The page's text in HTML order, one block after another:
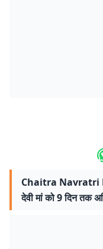
Chaitra Navratri
देवी मां को 9 दिन तक